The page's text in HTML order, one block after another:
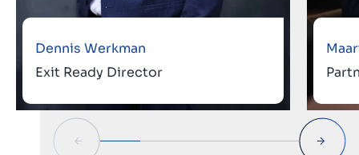
Dennis Werkman
Exit Ready Director